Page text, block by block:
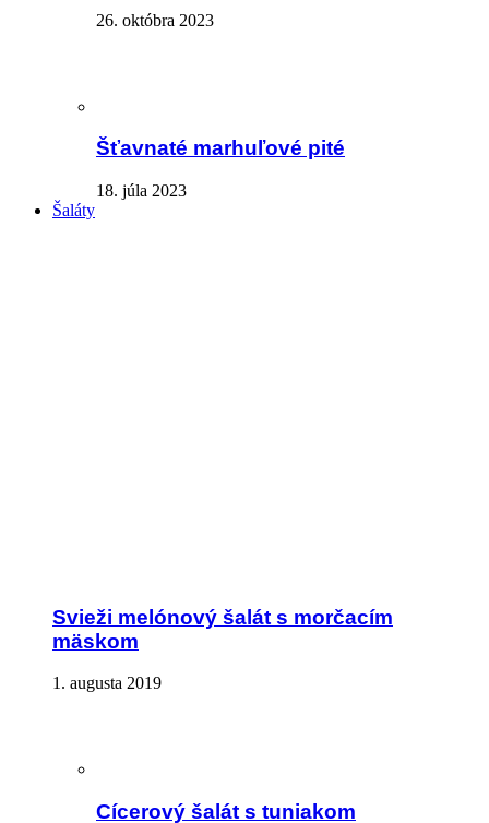
26. októbra 2023
Šťavnaté marhuľové pité
18. júla 2023
Šaláty
Svieži melónový šalát s morčacím
mäskom
1. augusta 2019
Cícerový šalát s tuniakom